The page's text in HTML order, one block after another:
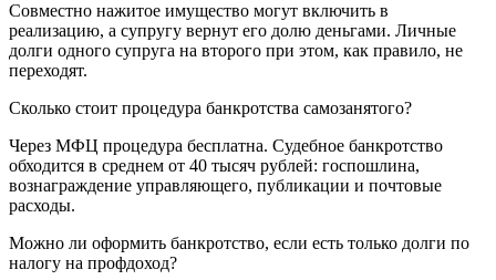
Совместно нажитое имущество могут включить в
реализацию, а супругу вернут его долю деньгами. Личные
долги одного супруга на второго при этом, как правило, не
переходят.
Сколько стоит процедура банкротства самозанятого?
Через МФЦ процедура бесплатна. Судебное банкротство
обходится в среднем от 40 тысяч рублей: госпошлина,
вознаграждение управляющего, публикации и почтовые
расходы.
Можно ли оформить банкротство, если есть только долги по
налогу на профдоход?